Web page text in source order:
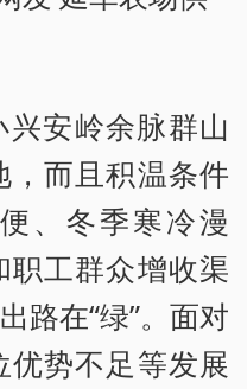
安岭余脉群山
而且积温条件
、冬季寒冷漫
工群众增收渠
路在“绿”。面对
势不足等发展